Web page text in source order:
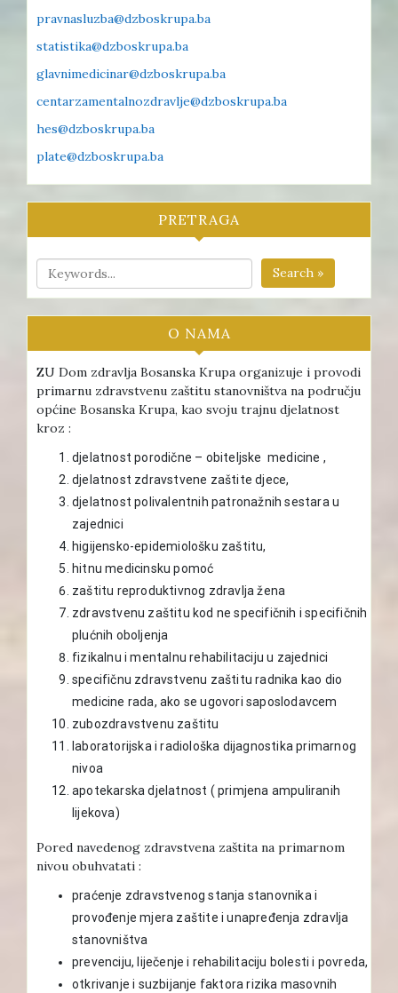
pravnasluzba@dzboskrupa.ba
statistika@dzboskrupa.ba
glavnimedicinar@dzboskrupa.ba
centarzamentalnozdravlje@dzboskrupa.ba
hes@dzboskrupa.ba
plate@dzboskrupa.ba
PRETRAGA
Search »
O NAMA
ZU Dom zdravlja Bosanska Krupa organizuje i provodi
primarnu zdravstvenu zaštitu stanovništva na području
općine Bosanska Krupa, kao svoju trajnu djelatnost
kroz :
djelatnost porodične – obiteljske medicine ,
djelatnost zdravstvene zaštite djece,
djelatnost polivalentnih patronažnih sestara u
zajednici
higijensko-epidemiološku zaštitu,
hitnu medicinsku pomoć
zaštitu reproduktivnog zdravlja žena
zdravstvenu zaštitu kod ne specifičnih i specifičnih
plućnih oboljenja
fizikalnu i mentalnu rehabilitaciju u zajednici
specifičnu zdravstvenu zaštitu radnika kao dio
medicine rada, ako se ugovori saposlodavcem
zubozdravstvenu zaštitu
laboratorijska i radiološka dijagnostika primarnog
nivoa
apotekarska djelatnost ( primjena ampuliranih
lijekova)
Pored navedenog zdravstvena zaštita na primarnom
nivou obuhvatati :
praćenje zdravstvenog stanja stanovnika i
provođenje mjera zaštite i unapređenja zdravlja
stanovništva
prevenciju, liječenje i rehabilitaciju bolesti i povreda,
otkrivanje i suzbijanje faktora rizika masovnih